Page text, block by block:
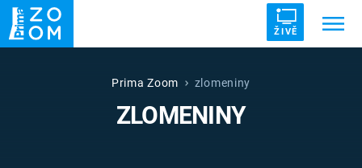
ŽIVĚ
DRUHÁ SVĚTOVÁ VÁLKA
VETŘELCI DÁVNOVĚKU
Prima Zoom zlomeniny
ZLOMENINY